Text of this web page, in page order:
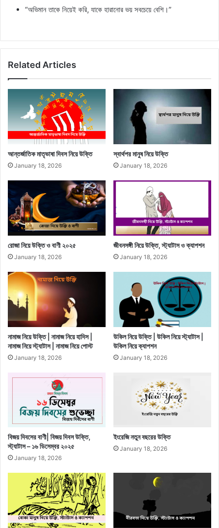
“অভিমান তাকে নিয়েই করি, যাকে হারানোর ভয় সবচেয়ে বেশি।”
Related Articles
আন্তর্জাতিক মাতৃভাষা দিবস নিয়ে উক্তি
January 18, 2026
স্বার্থপর মানুষ নিয়ে উক্তি
January 18, 2026
রোজা নিয়ে উক্তি ও বাণী ২০২৫
January 18, 2026
জীবনসঙ্গী নিয়ে উক্তি, স্ট্যাটাস ও ক্যাপশন
January 18, 2026
নামাজ নিয়ে উক্তি | নামাজ নিয়ে হাদিস |
নামাজ নিয়ে স্ট্যাটাস | নামাজ নিয়ে পোস্ট
January 18, 2026
উকিল নিয়ে উক্তি | উকিল নিয়ে স্ট্যাটাস |
উকিল নিয়ে ক্যাপশন
January 18, 2026
বিজয় দিবসের বাণী| বিজয় দিবস উক্তি,
স্ট্যাটাস – ১৬ ডিসেম্বর ২০২৫
January 18, 2026
ইংরেজি নতুন বছরের উক্তি
January 18, 2026